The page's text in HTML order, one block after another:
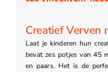
Creatief Verven
Laat je kinderen hun
bevat zes potjes van 45
en paars. Het is de